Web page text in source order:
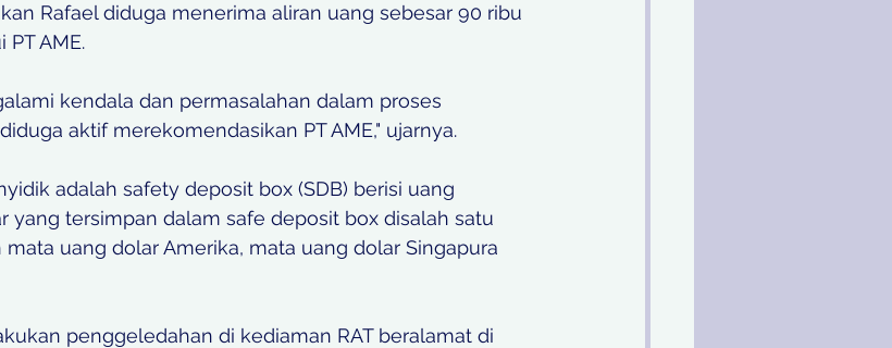
Rafael diduga menerima aliran uang sebesar 90 ribu
AME.
kendala dan permasalahan dalam proses
aktif merekomendasikan PT AME," ujarnya.
adalah safety deposit box (SDB) berisi uang
yang tersimpan dalam safe deposit box disalah satu
uang dolar Amerika, mata uang dolar Singapura
penggeledahan di kediaman RAT beralamat di